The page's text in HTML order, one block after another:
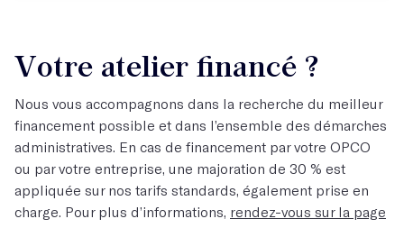
Votre atelier financé ?
Nous vous accompagnons dans la recherche du meilleur
financement possible et dans l’ensemble des démarches
administratives. En cas de financement par votre OPCO
ou par votre entreprise, une majoration de 30 % est
appliquée sur nos tarifs standards, également prise en
charge. Pour plus d’informations, rendez-vous sur la page